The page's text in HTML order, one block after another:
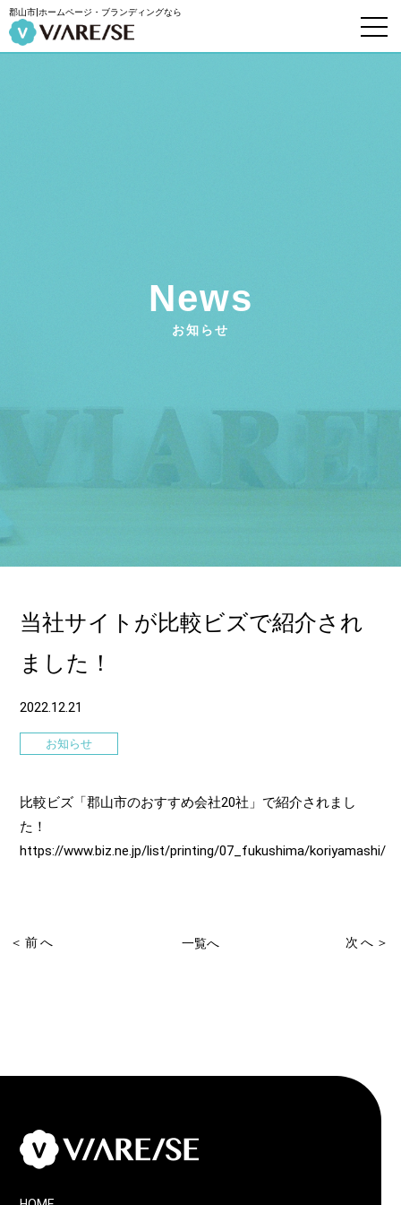
郡山市|ホームページ・ブランディングなら
News
お知らせ
当社サイトが比較ビズで紹介され
ました！
2022.12.21
お知らせ
比較ビズ「郡山市のおすすめ会社20社」で紹介されまし
た！
https://www.biz.ne.jp/list/printing/07_fukushima/koriyamashi/
＜前へ 一覧へ 次へ＞